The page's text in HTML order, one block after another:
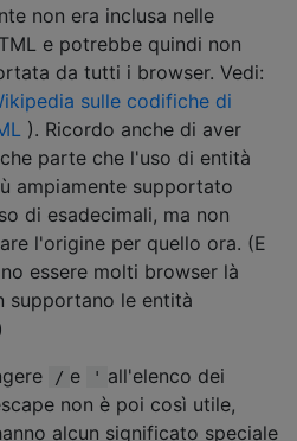
non era inclusa nelle
e potrebbe quindi non
da tutti i browser. Vedi:
sulle codifiche di
). Ricordo anche di aver
parte che l'uso di entità
ampiamente supportato
di esadecimali, ma non
l'origine per quello ora. (E
essere molti browser là
supportano le entità
/ e ' all'elenco dei
non è poi così utile,
alcun significato speciale